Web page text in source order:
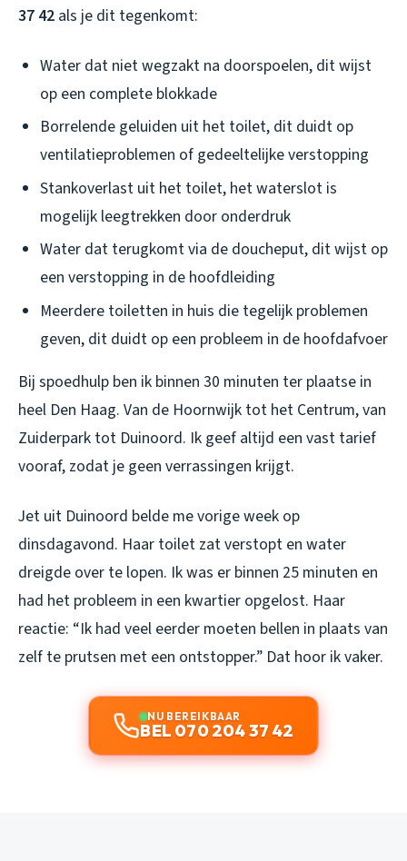
37 42 als je dit tegenkomt:
Water dat niet wegzakt na doorspoelen, dit wijst
op een complete blokkade
Borrelende geluiden uit het toilet, dit duidt op
ventilatieproblemen of gedeeltelijke verstopping
Stankoverlast uit het toilet, het waterslot is
mogelijk leegtrekken door onderdruk
Water dat terugkomt via de doucheput, dit wijst op
een verstopping in de hoofdleiding
Meerdere toiletten in huis die tegelijk problemen
geven, dit duidt op een probleem in de hoofdafvoer
Bij spoedhulp ben ik binnen 30 minuten ter plaatse in
heel Den Haag. Van de Hoornwijk tot het Centrum, van
Zuiderpark tot Duinoord. Ik geef altijd een vast tarief
vooraf, zodat je geen verrassingen krijgt.
Jet uit Duinoord belde me vorige week op
dinsdagavond. Haar toilet zat verstopt en water
dreigde over te lopen. Ik was er binnen 25 minuten en
had het probleem in een kwartier opgelost. Haar
reactie: “Ik had veel eerder moeten bellen in plaats van
zelf te prutsen met een ontstopper.” Dat hoor ik vaker.
NU BEREIKBAAR
BEL 070 204 37 42